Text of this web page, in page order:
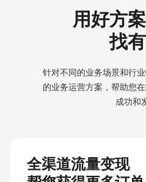
用好方
找
针对不同的业务场景和行
的业务运营方案，帮助您
成功和
全渠道流量变现